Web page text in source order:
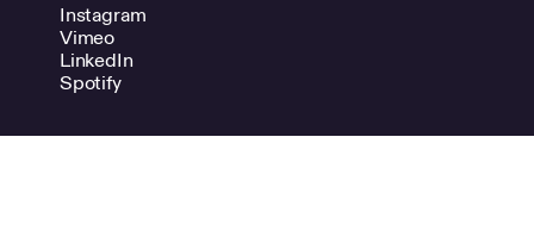
Instagram
Vimeo
LinkedIn
Spotify